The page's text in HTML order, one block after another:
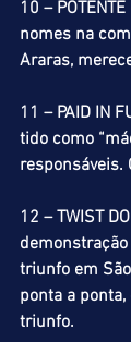
10 –
nomes na
Araras,
11 – PAID IN
tido como
responsáveis.
12 – TWIST
triunfo em
ponta a
triunfo.